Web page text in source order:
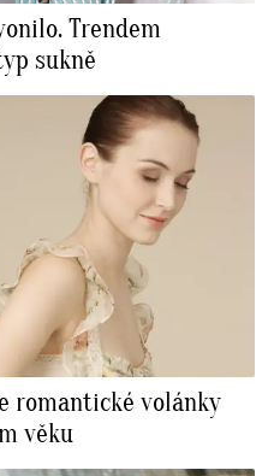
Trendem
sukně
romantické volánky
věku